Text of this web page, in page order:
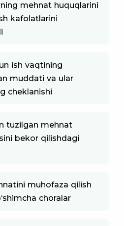
mehnat huquqlarini
kafolatlarini
ish vaqtining
muddati va ular
cheklanishi
tuzilgan mehnat
bekor qilishdagi
muhofaza qilish
choralar